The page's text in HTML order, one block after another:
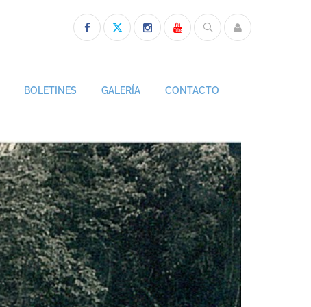
BOLETINES GALERÍA CONTACTO